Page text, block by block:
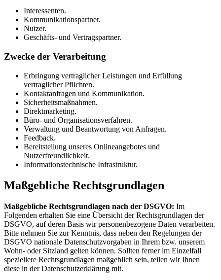
Interessenten.
Kommunikationspartner.
Nutzer.
Geschäfts- und Vertragspartner.
Zwecke der Verarbeitung
Erbringung vertraglicher Leistungen und Erfüllung
vertraglicher Pflichten.
Kontaktanfragen und Kommunikation.
Sicherheitsmaßnahmen.
Direktmarketing.
Büro- und Organisationsverfahren.
Verwaltung und Beantwortung von Anfragen.
Feedback.
Bereitstellung unseres Onlineangebotes und
Nutzerfreundlichkeit.
Informationstechnische Infrastruktur.
Maßgebliche Rechtsgrundlagen
Maßgebliche Rechtsgrundlagen nach der DSGVO: Im
Folgenden erhalten Sie eine Übersicht der Rechtsgrundlagen der
DSGVO, auf deren Basis wir personenbezogene Daten verarbeiten.
Bitte nehmen Sie zur Kenntnis, dass neben den Regelungen der
DSGVO nationale Datenschutzvorgaben in Ihrem bzw. unserem
Wohn- oder Sitzland gelten können. Sollten ferner im Einzelfall
speziellere Rechtsgrundlagen maßgeblich sein, teilen wir Ihnen
diese in der Datenschutzerklärung mit.